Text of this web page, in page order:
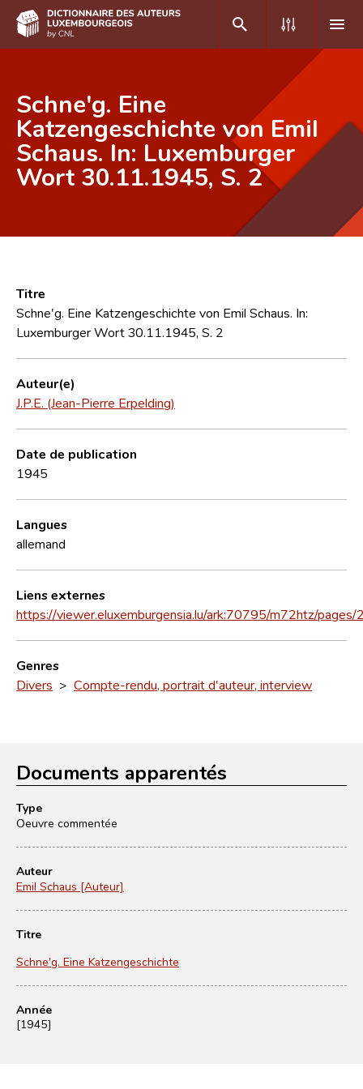
DE FR
Accueil
Auteur(e)s A-Z
Équipe scientifique
Schne'g. Eine
Katzengeschichte von Emil
Schaus. In: Luxemburger
Wort 30.11.1945, S. 2
Titre
Schne'g. Eine Katzengeschichte von Emil Schaus. In:
Luxemburger Wort 30.11.1945, S. 2
Auteur(e)
J.P.E. (Jean-Pierre Erpelding)
Date de publication
1945
Langues
allemand
Liens externes
https://viewer.eluxemburgensia.lu/ark:70795/m72htz/
Genres
Divers > Compte-rendu, portrait d'auteur, interview
Documents apparentés
Type
Oeuvre commentée
Auteur
Emil Schaus [Auteur]
Titre
Schne'g. Eine Katzengeschichte
Année
[1945]